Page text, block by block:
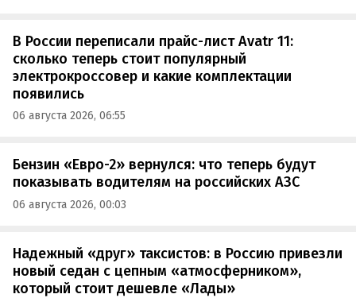
В России переписали прайс-лист Avatr 11:
сколько теперь стоит популярный
электрокроссовер и какие комплектации
появились
06 августа 2026, 06:55
Бензин «Евро-2» вернулся: что теперь будут
показывать водителям на российских АЗС
06 августа 2026, 00:03
Надежный «друг» таксистов: в Россию привезли
новый седан с цепным «атмосферником»,
который стоит дешевле «Лады»